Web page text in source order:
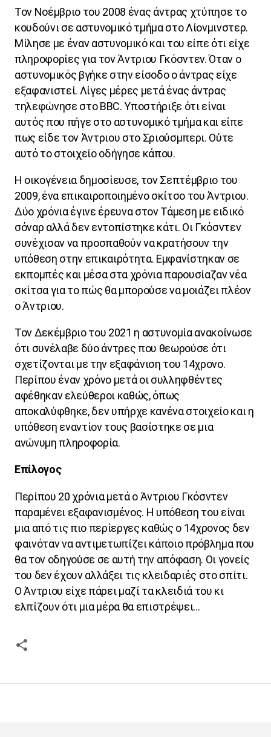
Τον Νοέμβριο του 2008 ένας άντρας χτύπησε το
κουδούνι σε αστυνομικό τμήμα στο Λίονμινστερ.
Μίλησε με έναν αστυνομικό και του είπε ότι είχε
πληροφορίες για τον Άντριου Γκόσντεν. Όταν ο
αστυνομικός βγήκε στην είσοδο ο άντρας είχε
εξαφανιστεί. Λίγες μέρες μετά ένας άντρας
τηλεφώνησε στοBBC. Υποστήριξε ότι είναι
αυτός που πήγε στο αστυνομικό τμήμα και είπε
πως είδε τον Άντριου στο Σριούσμπερι. Ούτε
αυτό το στοιχείο οδήγησε κάπου.
Η οικογένεια δημοσίευσε, τον Σεπτέμβριο του
2009, ένα επικαιροποιημένο σκίτσο του Άντριου.
Δύο χρόνια έγινε έρευνα στον Τάμεση με ειδικό
σόναρ αλλά δεν εντοπίστηκε κάτι. Οι Γκόσντεν
συνέχισαν να προσπαθούν να κρατήσουν την
υπόθεση στην επικαιρότητα. Εμφανίστηκαν σε
εκπομπές και μέσα στα χρόνια παρουσίαζαν νέα
σκίτσα για το πώς θα μπορούσε να μοιάζει πλέον
ο Άντριου.
Τον Δεκέμβριο του 2021 η αστυνομία ανακοίνωσε
ότι συνέλαβε δύο άντρες που θεωρούσε ότι
σχετίζονται με την εξαφάνιση του 14χρονο.
Περίπου έναν χρόνο μετά οι συλληφθέντες
αφέθηκαν ελεύθεροι καθώς, όπως
αποκαλύφθηκε, δεν υπήρχε κανένα στοιχείο και η
υπόθεση εναντίον τους βασίστηκε σε μια
ανώνυμη πληροφορία.
Επίλογος
Περίπου 20 χρόνια μετά ο Άντριου Γκόσντεν
παραμένει εξαφανισμένος. Η υπόθεση του είναι
μια από τις πιο περίεργες καθώς ο 14χρονος δεν
φαινόταν να αντιμετωπίζει κάποιο πρόβλημα που
θα τον οδηγούσε σε αυτή την απόφαση. Οι γονείς
του δεν έχουν αλλάξει τις κλειδαριές στο σπίτι.
Ο Άντριου είχε πάρει μαζί τα κλειδιά του κι
ελπίζουν ότι μια μέρα θα επιστρέψει…